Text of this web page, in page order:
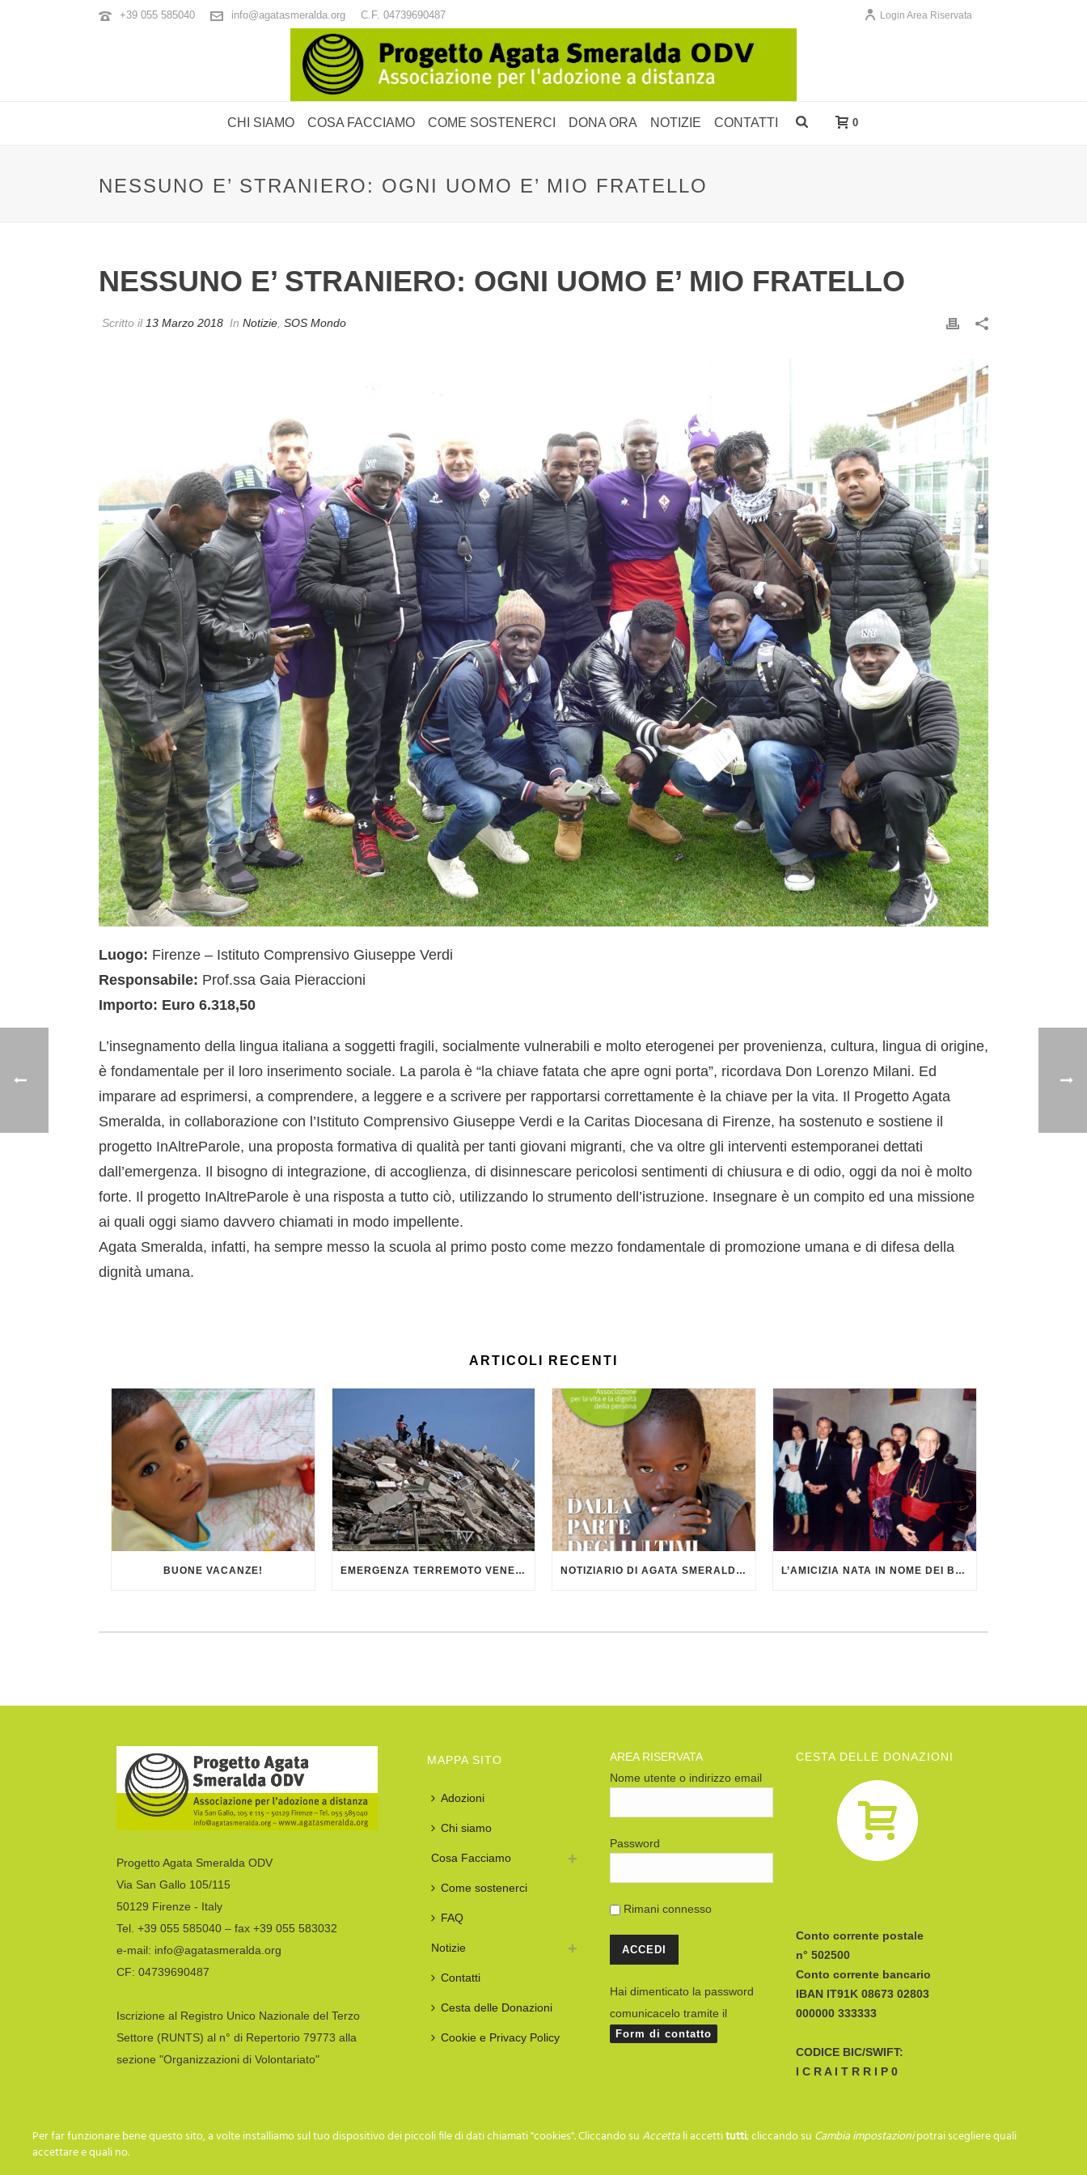
+39 055 585040 info@agatasmeralda.org C.F. 04739690487 Login Area Riservata
CHI SIAMO COSA FACCIAMO COME SOSTENERCI DONA ORA NOTIZIE CONTATTI 0
NESSUNO E’ STRANIERO: OGNI UOMO E’ MIO FRATELLO
NESSUNO E’ STRANIERO: OGNI UOMO E’ MIO FRATELLO
Scritto il 13 Marzo 2018 In Notizie SOS Mondo
Luogo: Firenze – Istituto Comprensivo Giuseppe Verdi
Responsabile: Prof.ssa Gaia Pieraccioni
Importo: Euro 6.318,50
L’insegnamento della lingua italiana a soggetti fragili, socialmente vulnerabili e molto eterogenei per provenienza, cultura, lingua di origine,
è fondamentale per il loro inserimento sociale. La parola è “la chiave fatata che apre ogni porta”, ricordava Don Lorenzo Milani. Ed
imparare ad esprimersi, a comprendere, a leggere e a scrivere per rapportarsi correttamente è la chiave per la vita. Il Progetto Agata
Smeralda, in collaborazione con l’Istituto Comprensivo Giuseppe Verdi e la Caritas Diocesana di Firenze, ha sostenuto e sostiene il
progetto InAltreParole, una proposta formativa di qualità per tanti giovani migranti, che va oltre gli interventi estemporanei dettati
dall’emergenza. Il bisogno di integrazione, di accoglienza, di disinnescare pericolosi sentimenti di chiusura e di odio, oggi da noi è molto
forte. Il progetto InAltreParole è una risposta a tutto ciò, utilizzando lo strumento dell’istruzione. Insegnare è un compito ed una missione
ai quali oggi siamo davvero chiamati in modo impellente.
Agata Smeralda, infatti, ha sempre messo la scuola al primo posto come mezzo fondamentale di promozione umana e di difesa della
dignità umana.
ARTICOLI RECENTI
BUONE VACANZE! EMERGENZA TERREMOTO VENEZUELA NOTIZIARIO DI AGATA SMERALDA DI GIUGNO 2026 L’AMICIZIA NATA IN NOME DEI BAMBINI
Progetto Agata Smeralda ODV
Via San Gallo 105/115
50129 Firenze - Italy
Tel. +39 055 585040 – fax +39 055 583032
e-mail: info@agatasmeralda.org
CF: 04739690487
Iscrizione al Registro Unico Nazionale del Terzo
Settore (RUNTS) al n° di Repertorio 79773 alla
sezione "Organizzazioni di Volontariato"
MAPPA SITO
Adozioni
Chi siamo
Cosa Facciamo
Come sostenerci
FAQ
Notizie
Contatti
Cesta delle Donazioni
Cookie e Privacy Policy
AREA RISERVATA
Nome utente o indirizzo email
Password
Rimani connesso
Hai dimenticato la password
comunicacelo tramite il
Form di contatto
CESTA DELLE DONAZIONI
Conto corrente postale
n° 502500
Conto corrente bancario
IBAN
CODICE BIC/SWIFT:
I C R A I T R R I P 0
Per far funzionare bene questo sito, a volte installiamo sul tuo dispositivo dei piccoli file di dati chiamati "cookies". Cliccando suAccettali accettitutti; cliccando su Cambia impostazionipotrai scegliere quali
accettare e quali no.